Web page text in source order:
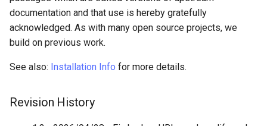
documentation and that use is hereby gratefully
acknowledged. As with many open source projects, we
build on previous work.
See also: Installation Info for more details.
Revision History